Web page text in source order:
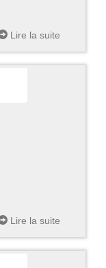
Lire la suite
Lire la suite